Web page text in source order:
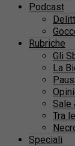
Podcast
Rubriche
Gli
La
Sale
Tra
Speciali